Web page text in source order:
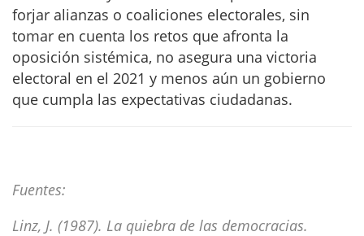
forjar alianzas o coaliciones electorales, sin
tomar en cuenta los retos que afronta la
oposición sistémica, no asegura una victoria
electoral en el 2021 y menos aún un gobierno
que cumpla las expectativas ciudadanas.
Fuentes:
Linz, J. (1987). La quiebra de las democracias.